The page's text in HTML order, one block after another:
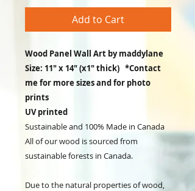
Add to Cart
Wood Panel Wall Art by maddylane
Size: 11" x 14" (x1" thick) *Contact
me for more sizes and for photo
prints
UV printed
Sustainable and 100% Made in Canada
All of our wood is sourced from
sustainable forests in Canada.
Due to the natural properties of wood,